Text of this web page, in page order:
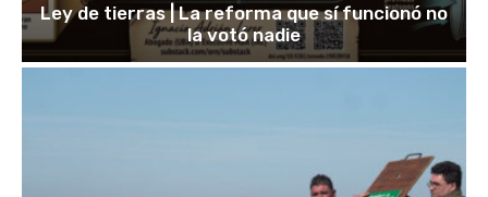
Ley de tierras | La reforma que sí funcionó no
la votó nadie